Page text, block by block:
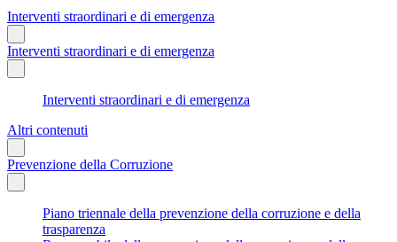
Interventi straordinari e di emergenza
Interventi straordinari e di emergenza
Interventi straordinari e di emergenza
Altri contenuti
Prevenzione della Corruzione
Piano triennale della prevenzione della corruzione e della
trasparenza